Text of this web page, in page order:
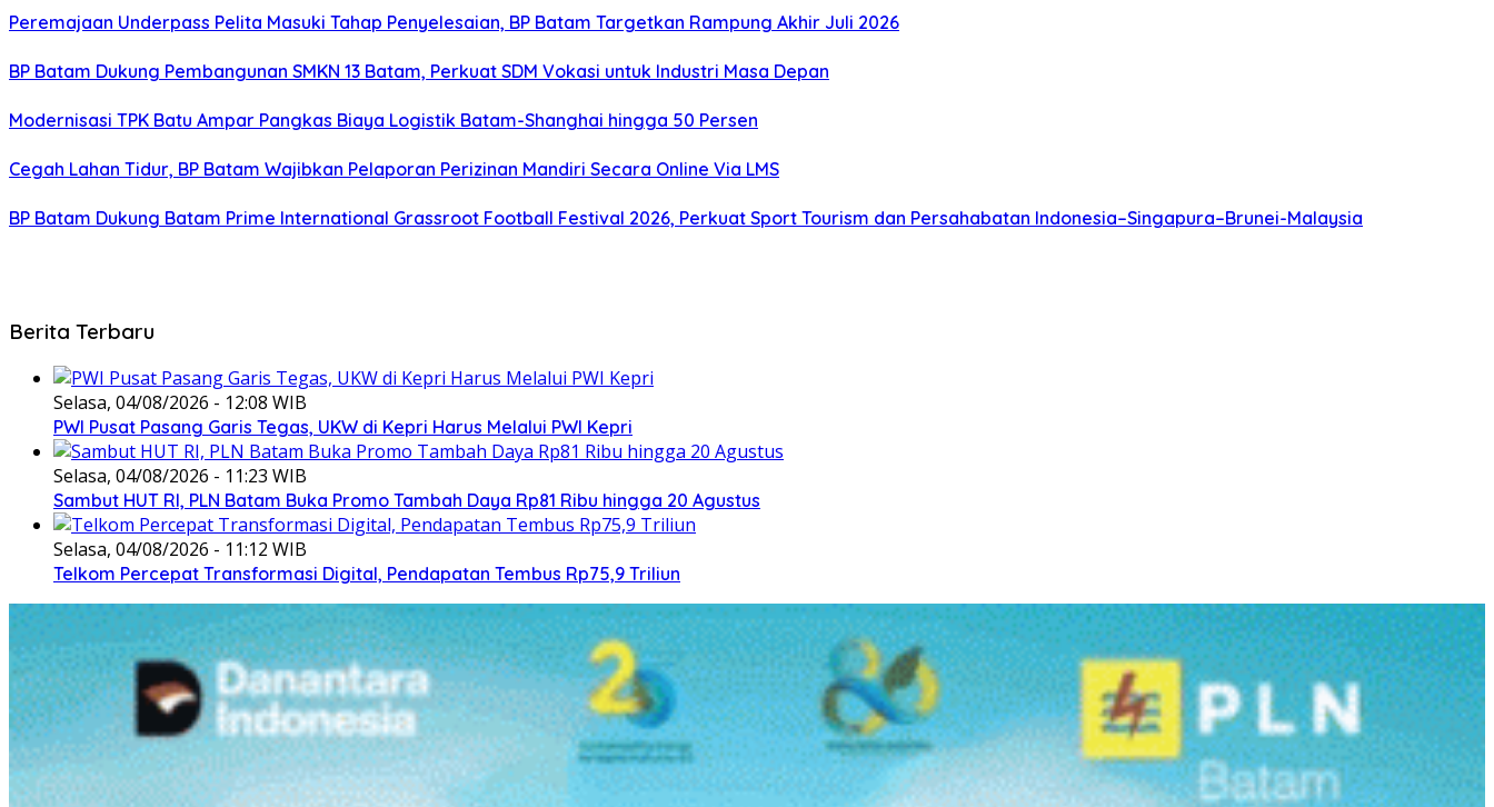
Peremajaan Underpass Pelita Masuki Tahap Penyelesaian, BP Batam Targetkan Rampung Akhir Juli 2026
BP Batam Dukung Pembangunan SMKN 13 Batam, Perkuat SDM Vokasi untuk Industri Masa Depan
Modernisasi TPK Batu Ampar Pangkas Biaya Logistik Batam-Shanghai hingga 50 Persen
Cegah Lahan Tidur, BP Batam Wajibkan Pelaporan Perizinan Mandiri Secara Online Via LMS
BP Batam Dukung Batam Prime International Grassroot Football Festival 2026, Perkuat Sport Tourism dan Persahabatan Indonesia–Singapura–Brunei-Malaysia
Berita Terbaru
Selasa, 04/08/2026 - 12:08 WIB
PWI Pusat Pasang Garis Tegas, UKW di Kepri Harus Melalui PWI Kepri
Selasa, 04/08/2026 - 11:23 WIB
Sambut HUT RI, PLN Batam Buka Promo Tambah Daya Rp81 Ribu hingga 20 Agustus
Selasa, 04/08/2026 - 11:12 WIB
Telkom Percepat Transformasi Digital, Pendapatan Tembus Rp75,9 Triliun